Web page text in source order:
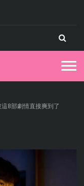
8部劇情直接爽到了